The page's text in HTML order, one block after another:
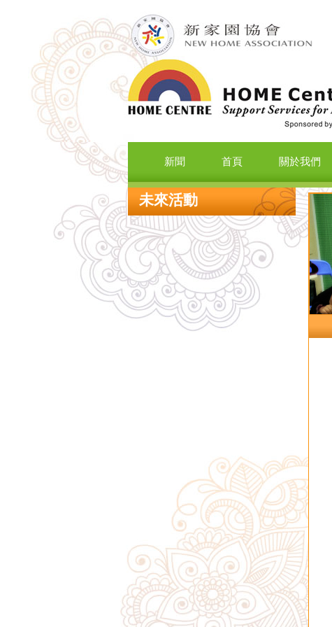
新聞 首頁 關於我們
未來活動